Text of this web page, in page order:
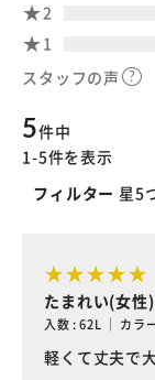
2
1
スタッフの声
5件中
1-5件を表示
フィルター 星5
たまれい(女性)
入数 : 62L ｜ カラ
軽くて丈夫で